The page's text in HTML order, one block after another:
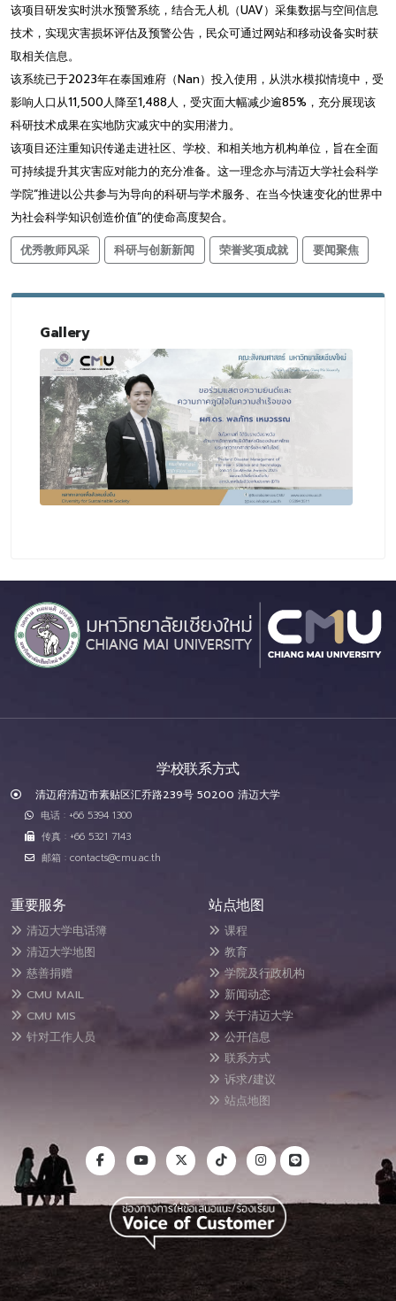
该项目研发实时洪水预警系统，结合无人机（UAV）采集数据与空间信息
技术，实现灾害损坏评估及预警公告，民众可通过网站和移动设备实时获
取相关信息。
该系统已于2023年在泰国难府（Nan）投入使用，从洪水模拟情境中，受
影响人口从11,500人降至1,488人，受灾面大幅减少逾85%，充分展现该
科研技术成果在实地防灾减灾中的实用潜力。
该项目还注重知识传递走进社区、学校、和相关地方机构单位，旨在全面
可持续提升其灾害应对能力的充分准备。这一理念亦与清迈大学社会科学
学院“推进以公共参与为导向的科研与学术服务、在当今快速变化的世界中
为社会科学知识创造价值”的使命高度契合。
优秀教师风采
科研与创新新闻 荣誉奖项成就 要闻聚焦
Gallery
学校联系方式
清迈府清迈市素贴区汇乔路239号 50200 清迈大学
电话 : +66 5394 1300
传真 : +66 5321 7143
邮箱 : contacts@cmu.ac.th
重要服务
清迈大学电话簿
清迈大学地图
慈善捐赠
CMU MAIL
CMU MIS
针对工作人员
站点地图
课程
教育
学院及行政机构
新闻动态
关于清迈大学
公开信息
联系方式
诉求/建议
站点地图